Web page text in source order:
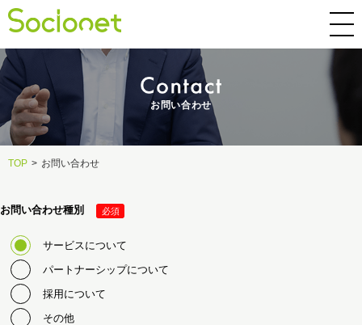
お問い合わせ
TOP > お問い合わせ
お問い合わせ種別
サービスについて
パートナーシップについて
採用について
その他